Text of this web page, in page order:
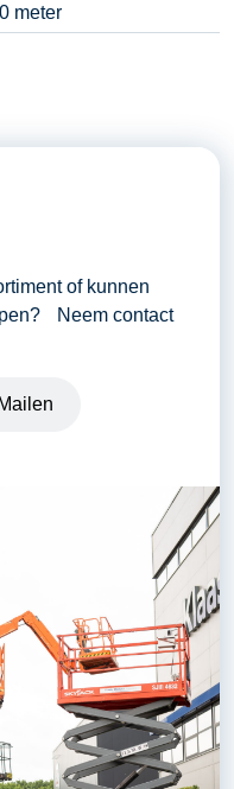
meter
of kunnen
Neem contact
Mailen